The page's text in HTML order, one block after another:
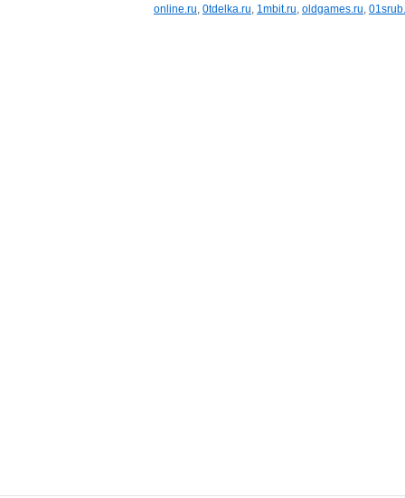
online.ru, 0tdelka.ru, 1mbit.ru, oldgames.ru,